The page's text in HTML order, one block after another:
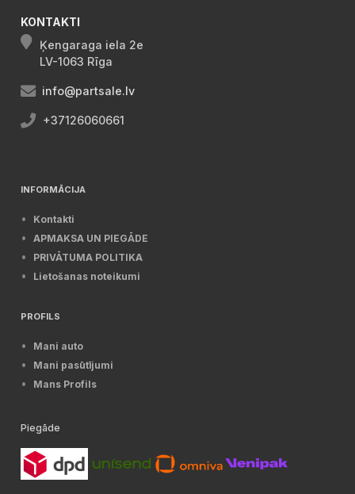
KONTAKTI
Ķengaraga iela 2e
LV-1063 Rīga
info@partsale.lv
+37126060661
INFORMĀCIJA
Kontakti
APMAKSA UN PIEGĀDE
PRIVĀTUMA POLITIKA
Lietošanas noteikumi
PROFILS
Mani auto
Mani pasūtījumi
Mans Profils
Piegāde